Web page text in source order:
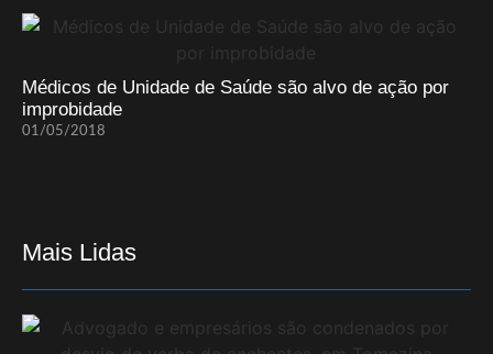
Médicos de Unidade de Saúde são alvo de ação por
improbidade
01/05/2018
Mais Lidas